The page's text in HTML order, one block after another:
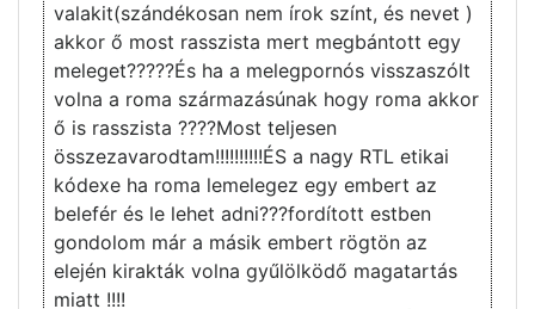
valakit(szándékosan nem írok színt, és nevet )
akkor ő most rasszista mert megbántott egy
meleget?????És ha a melegpornós visszaszólt
volna a roma származásúnak hogy roma akkor
ő is rasszista ????Most teljesen
összezavarodtam!!!!!!!!!!ÉS a nagy RTL etikai
kódexe ha roma lemelegez egy embert az
belefér és le lehet adni???fordított estben
gondolom már a másik embert rögtön az
elején kirakták volna gyűlölködő magatartás
miatt !!!!